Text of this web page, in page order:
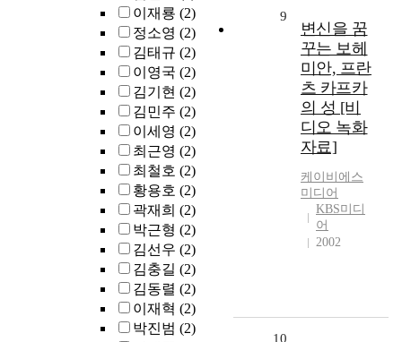
이재룡 (2)
정소영 (2)
김태규 (2)
이영국 (2)
김기현 (2)
김민주 (2)
이세영 (2)
최근영 (2)
최철호 (2)
황용호 (2)
곽재희 (2)
박근형 (2)
김선우 (2)
김충길 (2)
김동렬 (2)
이재혁 (2)
박진범 (2)
9
변신을 꿈
꾸는 보헤
미안, 프란
츠 카프카
의 성 [비
디오 녹화
자료]
케이비에스
미디어
KBS미디
어
2002
10